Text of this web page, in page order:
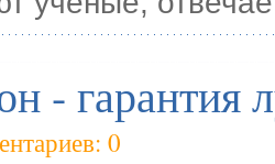
- гарантия
0